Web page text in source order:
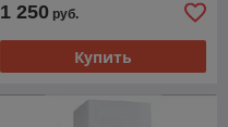
1 250 руб.
Купить